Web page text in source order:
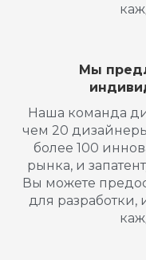
Мы
Наша команда
чем 20
более 100
рынка, и
Вы можете
для